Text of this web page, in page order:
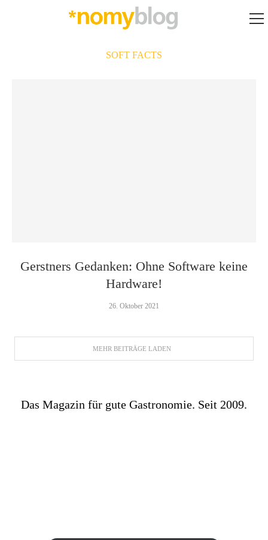
SOFT FACTS
Gerstners Gedanken: Ohne Software keine
Hardware!
26. Oktober 2021
MEHR BEITRÄGE LADEN
Das Magazin für gute Gastronomie. Seit 2009.